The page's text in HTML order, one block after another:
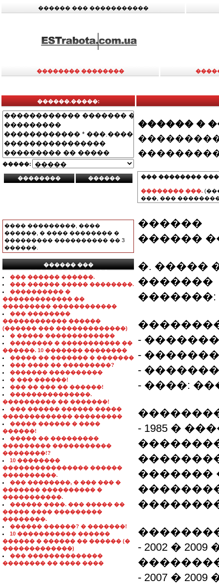
������ ��� �����������
�������� ��������
������.�����:
�����:
���� ���������, ����
������, � ���� �������� �
��������� ���������� �� 3
������.
������ ���
���������������
��� ������ ������.
��� ������ ����� ��������.
���������� �
������������� ��
��������� ������������
��� ��������
������������ ������
(������ ��� �������������)
� ����� �������������
�������� � ����������� ��
������. 10 ������� ��������
����� �� ������� � �������
��� ���� �� ���������?
������� ����������
� ��� ������!
��� �� ��� �� ������!
���������������.
���������� �� �������!
��� ������ ������ �����
������������� ���������
����� ������ � ����
������!
����� �� ���������
��������� �����������
��������!?
10 ��������
���������������� ������
����������.
��� ��������, � ��� ��� �
������� ���������� �
�����������.
������ ����. ��� ����� ��
����� ���� ���������
��������.
������ ������? � �������!
10 ����������� ������
������ � ������ �� ������ (�
�������������)
��� ��������������
�������� �� ���� ����
������ �
��� ��������
�������� ���.
���, ���
������
������
�. �����
�������
�������: 8-
-
-
-
- ����:
- 1985 �
�������
- 2002 �
- 2007 �